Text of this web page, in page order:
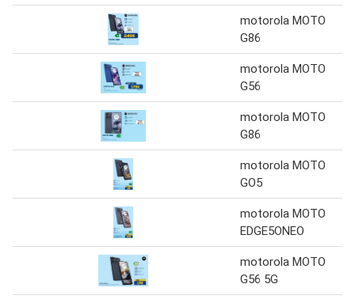
motorola MOTO
G86
motorola MOTO
G56
motorola MOTO
G86
motorola MOTO
GO5
motorola MOTO
EDGE5ONEO
motorola MOTO
G56 5G